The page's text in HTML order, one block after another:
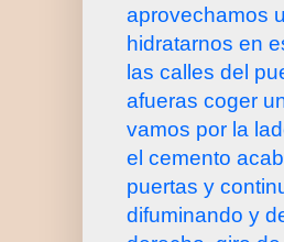
aprovechamos
hidratarnos en
las calles del
afueras coger
vamos por la
el cemento
puertas y
difuminando y